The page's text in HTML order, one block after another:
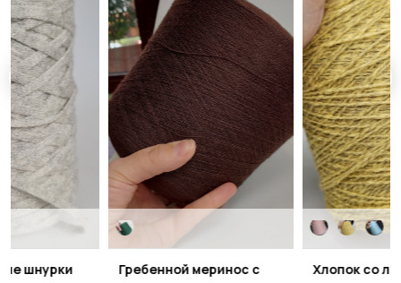
шнурки
Гребенной меринос с
Хлопок со